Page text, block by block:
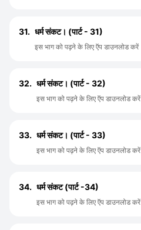
31. धर्म संकट। (पार्ट - 31)
इस भाग को पढ़ने के लिए ऍप डाउनलोड करें
32. धर्म संकट। (पार्ट - 32)
इस भाग को पढ़ने के लिए ऍप डाउनलोड करें
33. धर्म संकट। (पार्ट - 33)
इस भाग को पढ़ने के लिए ऍप डाउनलोड करें
34. धर्म संकट (पार्ट -34)
इस भाग को पढ़ने के लिए ऍप डाउनलोड करें